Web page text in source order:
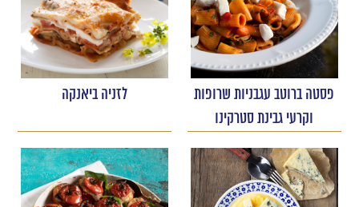
פסטה ברוטב עגבניות שרופות
וקרעי גבינת סטרקינו
לזניה ביאנקה